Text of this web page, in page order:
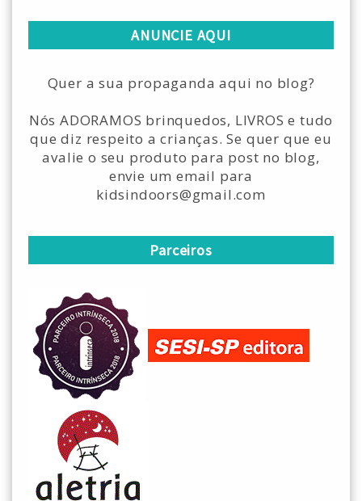
ANUNCIE AQUI
Quer a sua propaganda aqui no blog?
Nós ADORAMOS brinquedos, LIVROS e tudo
que diz respeito a crianças. Se quer que eu
avalie o seu produto para post no blog,
envie um email para
kidsindoors@gmail.com
Parceiros